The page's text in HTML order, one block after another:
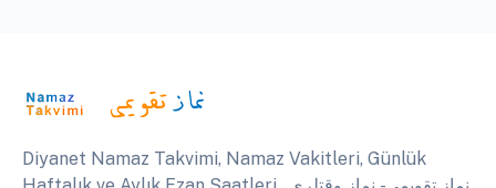
Diyanet Namaz Takvimi, Namaz Vakitleri, Günlük